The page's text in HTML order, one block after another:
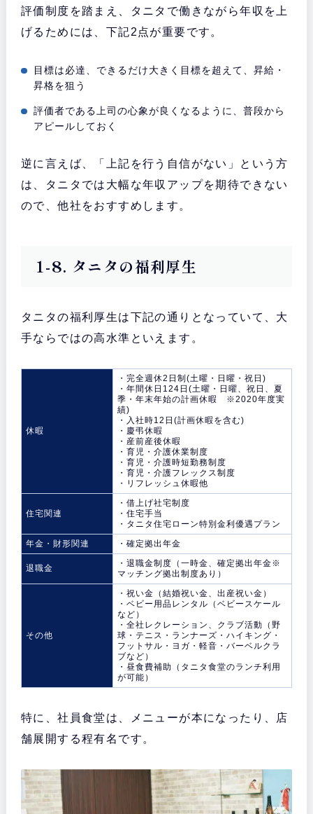
評価制度を踏まえ、タニタで働きながら年収を上
げるためには、下記2点が重要です。
目標は必達、できるだけ大きく目標を超えて、昇給・
昇格を狙う
評価者である上司の心象が良くなるように、普段から
アピールしておく
逆に言えば、「上記を行う自信がない」という方
は、タニタでは大幅な年収アップを期待できない
ので、他社をおすすめします。
1-8. タニタの福利厚生
タニタの福利厚生は下記の通りとなっていて、大
手ならではの高水準といえます。
休暇
・完全週休2日制(土曜・日曜・祝日)
・年間休日124日(土曜・日曜、祝日、夏
季・年末年始の計画休暇 ※2020年度実
績)
・入社時12日(計画休暇を含む)
・慶弔休暇
・産前産後休暇
・育児・介護休業制度
・育児・介護時短勤務制度
・育児・介護フレックス制度
・リフレッシュ休暇他
住宅関連
・借上げ社宅制度
・住宅手当
・タニタ住宅ローン特別金利優遇プラン
年金・財形関連
・確定拠出年金
退職金
・退職金制度（一時金、確定拠出年金※
マッチング拠出制度あり）
その他
・祝い金（結婚祝い金、出産祝い金）
・ベビー用品レンタル（ベビースケール
など）
・全社レクレーション、クラブ活動（野
球・テニス・ランナーズ・ハイキング・
フットサル・ヨガ・軽音・バーベルクラ
ブなど）
・昼食費補助（タニタ食堂のランチ利用
が可能）
特に、社員食堂は、メニューが本になったり、店
舗展開する程有名です。